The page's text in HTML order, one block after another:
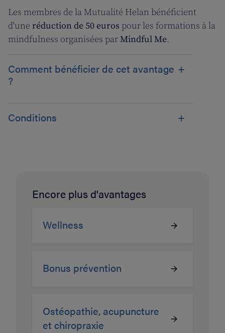
Les membres de la Mutualité Helan bénéficient
d'une réduction de 50 euros pour les formations à la
mindfulness organisées parMindful Me.
Comment bénéficier de cet avantage
?
Conditions
Encore plus d'avantages
Wellness
Bonus prévention
Ostéopathie, acupuncture
et chiropraxie